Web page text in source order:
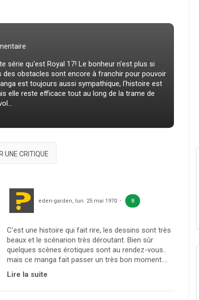
série qu'est Royal 17! Le bonheur n'est plus si
des obstacles sont encore à franchir pour pouvoir
est toujours aussi sympathique, l'histoire est
elle reste efficace tout au long de la trame de
UNE CRITIQUE
eden-garden, lun. 25 mai 1970 8
C'est une histoire qui fait rire, les dessins sont très
beaux et le scénarion très déroutant. Bien sûr
quelques scènes érotiques sont au rendez-vous..
mais ce manga fait passer un très bon moment....
Lire la suite